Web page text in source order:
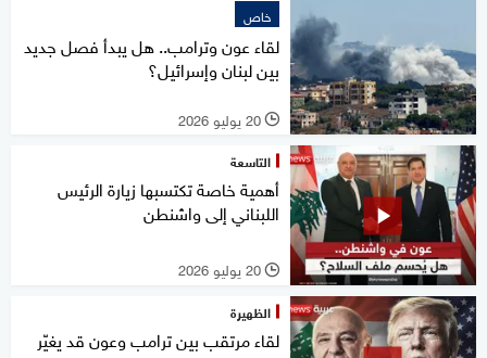
خاص
لقاء عون وترامب.. هل يبدأ فصل جديد
بين لبنان وإسرائيل؟
l 20 يوليو 2026
التاسعة
أهمية خاصة تكتسبها زيارة الرئيس
اللبناني إلى واشنطن
l 20 يوليو 2026
الظهيرة
لقاء مرتقب بين ترامب وعون قد يغيّر